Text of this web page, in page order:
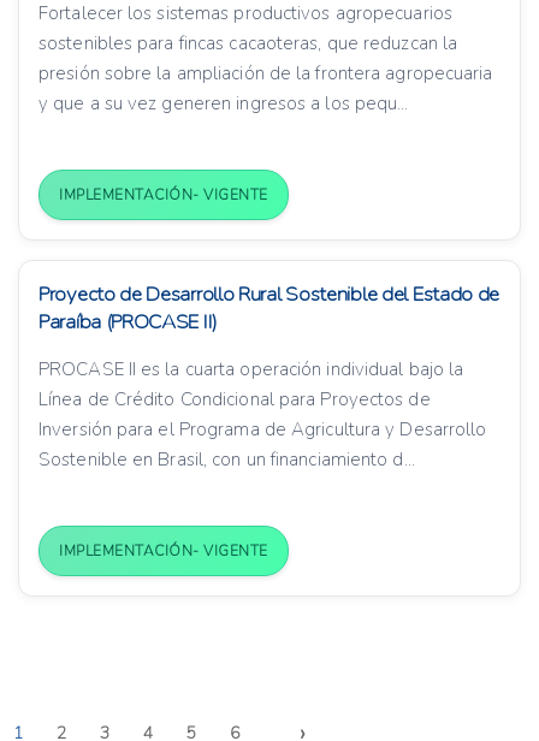
Fortalecer los sistemas productivos agropecuarios
sostenibles para fincas cacaoteras, que reduzcan la
presión sobre la ampliación de la frontera agropecuaria
y que a su vez generen ingresos a los pequ...
IMPLEMENTACIÓN- VIGENTE
Proyecto de Desarrollo Rural Sostenible del Estado de
Paraíba (PROCASE II)
PROCASE II es la cuarta operación individual bajo la
Línea de Crédito Condicional para Proyectos de
Inversión para el Programa de Agricultura y Desarrollo
Sostenible en Brasil, con un financiamiento d...
IMPLEMENTACIÓN- VIGENTE
1 2 3 4 5 6 ›